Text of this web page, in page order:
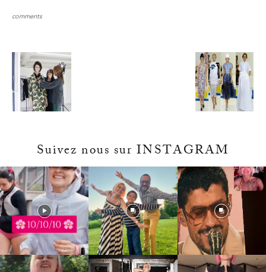
comments
Suivez nous sur INSTAGRAM